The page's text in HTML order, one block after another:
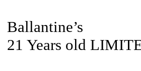
Ballantine’s
21 Years old